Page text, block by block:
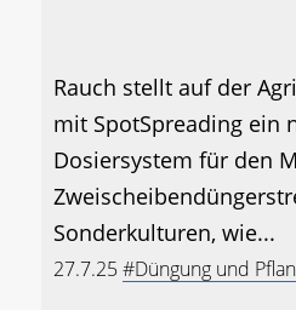
Rauch stellt auf der
mit SpotSpreading ein
Dosiersystem für den
Sonderkulturen, wie...
27.7.25#Düngung und